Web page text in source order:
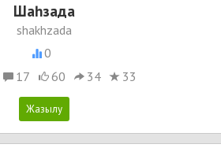
Шаһзада
shakhzada
0
17 60 34 33